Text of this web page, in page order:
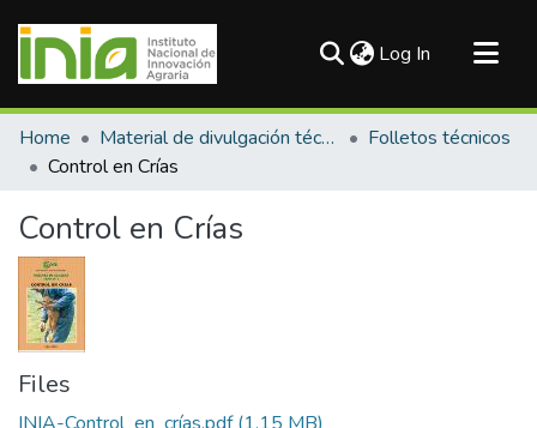
Log In (current)
Communities & Collections
All of DSpace
Home Material de divulgación técnica
Folletos técnicos
Control en Crías
Control en Crías
Files